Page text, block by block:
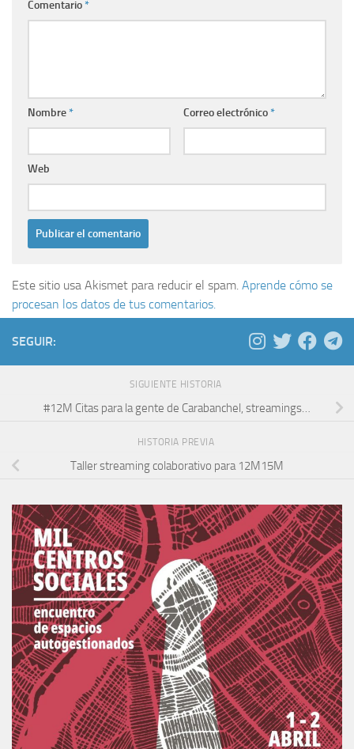
Comentario*
Nombre* Correo electrónico*
Web
Este sitio usa Akismet para reducir el spam. Aprende cómo se
procesan los datos de tus comentarios.
SEGUIR:
SIGUIENTE HISTORIA
#12M Citas para la gente de Carabanchel, streamings…
HISTORIA PREVIA
Taller streaming colaborativo para 12M15M